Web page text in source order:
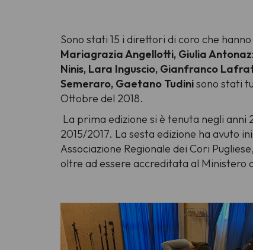
Sono stati 15 i direttori di coro che
Mariagrazia Angellotti, Giulia
Ninis, Lara Inguscio, Gianfranco
Semeraro, Gaetano Tudinisono stati
Ottobre del 2018.
La prima edizione si è tenuta negli anni
2015/2017. La sesta edizione ha avuto
Associazione Regionale dei Cori
oltre ad essere accreditata al Ministero